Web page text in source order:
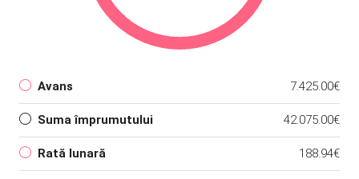
Avans 7.425.00€
Suma împrumutului 42.075.00€
Rată lunară 188.94€